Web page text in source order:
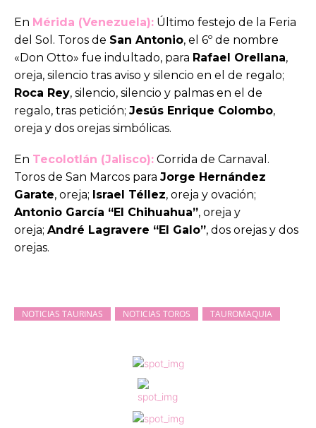
En Mérida (Venezuela): Último festejo de la Feria
del Sol. Toros de San Antonio, el 6º de nombre
«Don Otto» fue indultado, para Rafael Orellana,
oreja, silencio tras aviso y silencio en el de regalo;
Roca Rey, silencio, silencio y palmas en el de
regalo, tras petición; Jesús Enrique Colombo,
oreja y dos orejas simbólicas.
En Tecolotlán (Jalisco): Corrida de Carnaval.
Toros de San Marcos para Jorge Hernández
Garate, oreja; Israel Téllez, oreja y ovación;
Antonio García “El Chihuahua”, oreja y
oreja; André Lagravere “El Galo”, dos orejas y dos
orejas.
NOTICIAS TAURINAS NOTICIAS TOROS TAUROMAQUIA